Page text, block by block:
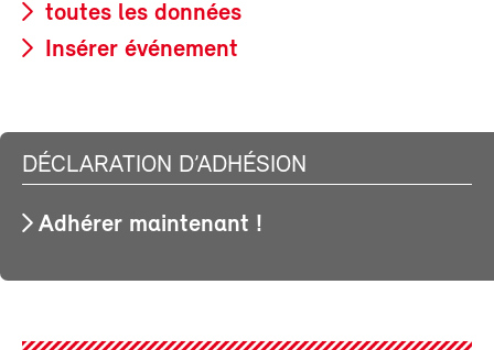
toutes les données
Insérer événement
DÉCLARATION D’ADHÉSION
Adhérer maintenant !